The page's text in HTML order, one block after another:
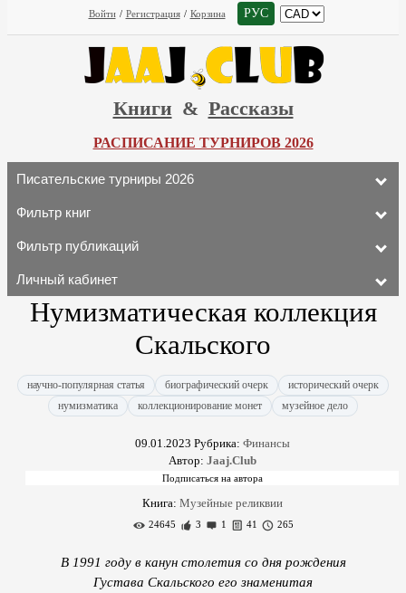
Войти / Регистрация / Корзина РУС
Книги & Рассказы
РАСПИСАНИЕ ТУРНИРОВ 2026
Писательские турниры 2026
Фильтр книг
Фильтр публикаций
Личный кабинет
Нумизматическая коллекция
Скальского
научно-популярная статья биографический очерк
исторический очерк
нумизматика
коллекционирование монет музейное дело
09.01.2023 Рубрика: Финансы
Автор: Jaaj.Club
Книга: Музейные реликвии
24645 3 1 41 265
В 1991 году в канун столетия со дня рождения
Густава Скальского его знаменитая